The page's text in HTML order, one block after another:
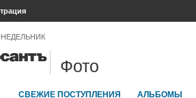
Фото
СВЕЖИЕ ПОСТУПЛЕНИЯ АЛЬБОМЫ